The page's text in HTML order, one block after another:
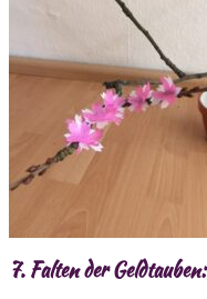
7.Falten der Geldtauben: